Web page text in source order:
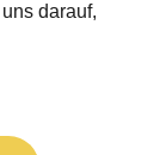
darauf,